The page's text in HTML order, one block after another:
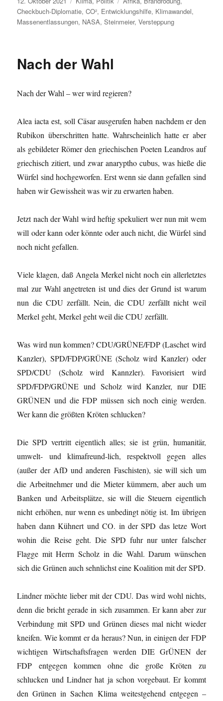
am
Checkbuch-Diplomatie,CO², Entwicklungshilfe, Klimawandel,
Massenentlassungen, NASA,Steinmeier,Versteppung
Nach der Wahl
Nach der Wahl – wer wird regieren?
Alea iacta est, soll Cäsar ausgerufen haben nachdem er den
Rubikon überschritten hatte. Wahrscheinlich hatte er aber
als gebildeter Römer den griechischen Poeten Leandros auf
griechisch zitiert, und zwar anaryptho cubus, was hieße die
Würfel sind hochgeworfen. Erst wenn sie dann gefallen sind
haben wir Gewissheit was wir zu erwarten haben.
Jetzt nach der Wahl wird heftig spekuliert wer nun mit wem
will oder kann oder könnte oder auch nicht, die Würfel sind
noch nicht gefallen.
Viele klagen, daß Angela Merkel nicht noch ein allerletztes
mal zur Wahl angetreten ist und dies der Grund ist warum
nun die CDU zerfällt. Nein, die CDU zerfällt nicht weil
Merkel geht, Merkel geht weil die CDU zerfällt.
Was wird nun kommen? CDU/GRÜNE/FDP (Laschet wird
Kanzler), SPD/FDP/GRÜNE (Scholz wird Kanzler) oder
SPD/CDU (Scholz wird Kannzler). Favorisiert wird
SPD/FDP/GRÜNE und Scholz wird Kanzler, nur DIE
GRÜNEN und die FDP müssen sich noch einig werden.
Wer kann die größten Kröten schlucken?
Die SPD vertritt eigentlich alles; sie ist grün, humanitär,
umwelt- und klimafreund-lich, respektvoll gegen alles
(außer der AfD und anderen Faschisten), sie will sich um
die Arbeitnehmer und die Mieter kümmern, aber auch um
Banken und Arbeitsplätze, sie will die Steuern eigentlich
nicht erhöhen, nur wenn es unbedingt nötig ist. Im übrigen
haben dann Kühnert und CO. in der SPD das letze Wort
wohin die Reise geht. Die SPD fuhr nur unter falscher
Flagge mit Herrn Scholz in die Wahl. Darum wünschen
sich die Grünen auch sehnlichst eine Koalition mit der SPD.
Lindner möchte lieber mit der CDU. Das wird wohl nichts,
denn die bricht gerade in sich zusammen. Er kann aber zur
Verbindung mit SPD und Grünen dieses mal nicht wieder
kneifen. Wie kommt er da heraus? Nun, in einigen der FDP
wichtigen Wirtschaftsfragen werden DIE GrÜNEN der
FDP entgegen kommen ohne die große Kröten zu
schlucken und Lindner hat ja schon vorgebaut. Er kommt
den Grünen in Sachen Klima weitestgehend entgegen –